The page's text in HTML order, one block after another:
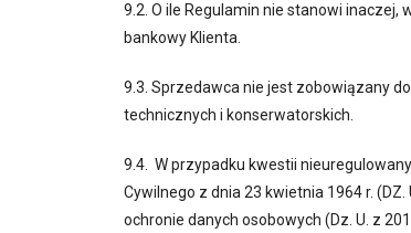
9.2. O ile Regulamin nie stanowi
bankowy Klienta.
9.3. Sprzedawca nie jest zobowiązany
technicznych i konserwatorskich.
9.4. W przypadku kwestii
Cywilnego z dnia 23 kwietnia 1964 r.
ochronie danych osobowych (Dz. U. z